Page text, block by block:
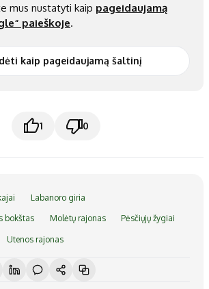
mus nustatyti kaip pageidaujamą
paieškoje.
kaip pageidaujamą šaltinį
1 0
Labanoro giria
bokštas Molėtų rajonas Pėsčiųjų žygiai
Utenos rajonas